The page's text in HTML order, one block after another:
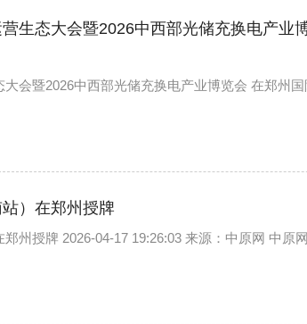
生态大会暨2026中西部光储充换电产业
会暨2026中西部光储充换电产业博览会 在郑州
）在郑州授牌
州授牌 2026-04-17 19:26:03 来源：中原网 中原